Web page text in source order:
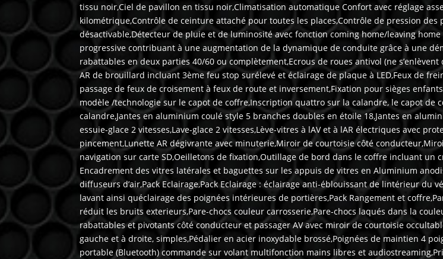
tissu noir,Ciel de pavillon en tissu noir,Climatisation automatique Confort avec réglage
kilométrique,Contrôle de ceinture attaché pour toutes les places,Contrôle de pression
désactivable,Détecteur de pluie et de luminosité avec fonction coming home/leaving
progressive contribuant à une augmentation de la dynamique de conduite grâce à une
rabattables en deux parties 40/60 ou complètement,Ecrous de roues antivol (ne
AR de brouillard incluant 3ème feu stop surélevé et éclairage de plaque à LED,Feux de
passage de feux de croisement à feux de route et inversement,Fixation pour sièges
modèle /technologie sur le capot de coffre,Inscription quattro sur la calandre, le capot de
calandre,Jantes en aluminium coulé style 5 branches doubles en étoile 18,Jantes en
essuie-glace 2 vitesses,Lave-glace 2 vitesses,Lève-vitres à lAV et à lAR électriques avec
pincement,Lunette AR dégivrante avec minuterie,Miroir de courtoisie côté
navigation sur carte SD,Oeilletons de fixation,Outillage de bord dans le coffre incluant un
Encadrement des vitres latérales et baguettes sur les appuis de vitres en Aluminium
diffuseurs d’air,Pack Eclairage,Pack Eclairage : éclairage anti-éblouissant de lintérieur
lavant ainsi quéclairage des poignées intérieures de portières,Pack Rangement et
réduit les bruits exterieurs,Pare-chocs couleur carrosserie,Pare-chocs laqués dans la
rabattables et pivotants côté conducteur et passager AV avec miroir de courtoisie
gauche et à droite, simples,Pédalier en acier inoxydable brossé,Poignées de maintien 4
portable (Bluetooth) commande sur volant multifonction mains libres et